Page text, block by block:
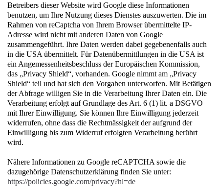
Betreibers dieser Website wird Google diese Informationen
benutzen, um Ihre Nutzung dieses Dienstes auszuwerten. Die im
Rahmen von reCaptcha von Ihrem Browser übermittelte IP-
Adresse wird nicht mit anderen Daten von Google
zusammengeführt. Ihre Daten werden dabei gegebenenfalls auch
in die USA übermittelt. Für Datenübermittlungen in die USA ist
ein Angemessenheitsbeschluss der Europäischen Kommission,
das „Privacy Shield“, vorhanden. Google nimmt am „Privacy
Shield“ teil und hat sich den Vorgaben unterworfen. Mit Betätigen
der Abfrage willigen Sie in die Verarbeitung Ihrer Daten ein. Die
Verarbeitung erfolgt auf Grundlage des Art. 6 (1) lit. a DSGVO
mit Ihrer Einwilligung. Sie können Ihre Einwilligung jederzeit
widerrufen, ohne dass die Rechtmässigkeit der aufgrund der
Einwilligung bis zum Widerruf erfolgten Verarbeitung berührt
wird.
Nähere Informationen zu Google reCAPTCHA sowie die
dazugehörige Datenschutzerklärung finden Sie unter:
https://policies.google.com/privacy?hl=de